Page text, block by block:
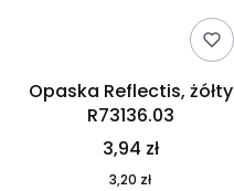
Opaska Reflectis, żółty
R73136.03
3,94 zł
3,20 zł